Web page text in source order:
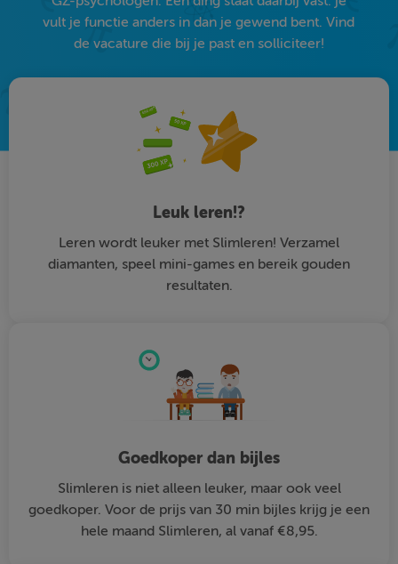
vult je functie anders in dan je gewend bent. Vind
de vacature die bij je past en solliciteer!
Leuk leren!?
Leren wordt leuker met Slimleren! Verzamel
diamanten, speel mini-games en bereik gouden
resultaten.
Goedkoper dan bijles
Slimleren is niet alleen leuker, maar ook veel
goedkoper. Voor de prijs van 30 min bijles krijg je een
hele maand Slimleren, al vanaf €8,95.